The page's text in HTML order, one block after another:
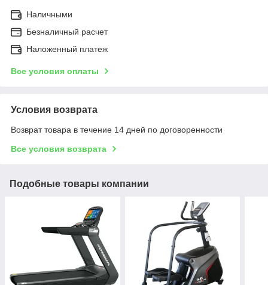
Наличными
Безналичный расчет
Наложенный платеж
Все условия оплаты
Условия возврата
Возврат товара в течение 14 дней по договоренности
Все условия возврата
Подобные товары компании